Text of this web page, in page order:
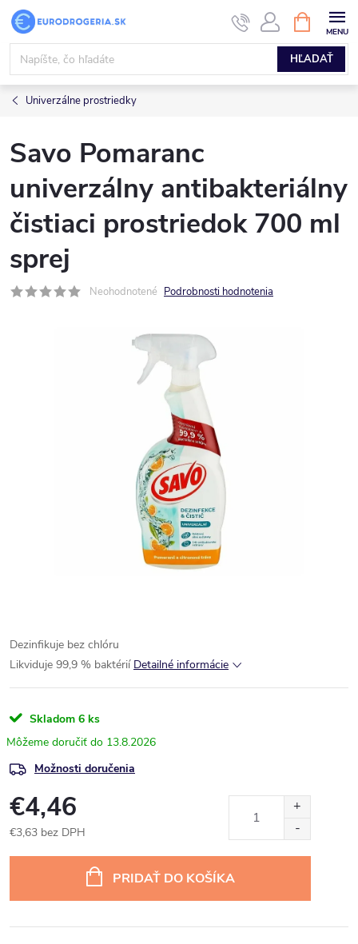
Prejsť
obsah
HĽADAŤ
KOŠÍK
Univerzálne prostriedky
Savo Pomaranc
univerzálny antibakteriálny
čistiaci prostriedok 700 ml
sprej
Neohodnotené Podrobnosti hodnotenia
Dezinfikuje bez chlóru
Likviduje 99,9 % baktérií Detailné informácie
Skladom 6 ks
13.8.2026
Možnosti doručenia
€4,46
€3,63 bez DPH
PRIDAŤ DO KOŠÍKA